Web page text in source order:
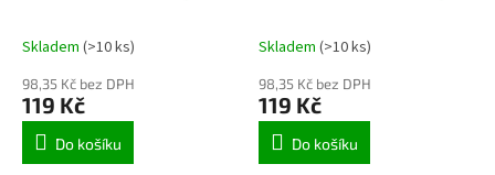
Skladem (>10 ks)
98,35 Kč bez DPH
119 Kč
Do košíku
Skladem (>10 ks)
98,35 Kč bez DPH
119 Kč
Do košíku